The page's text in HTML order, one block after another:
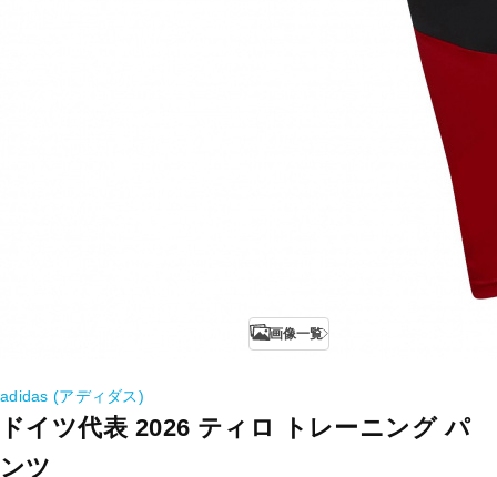
画像一覧
adidas (アディダス)
ドイツ代表 2026 ティロ トレーニング パ
ンツ